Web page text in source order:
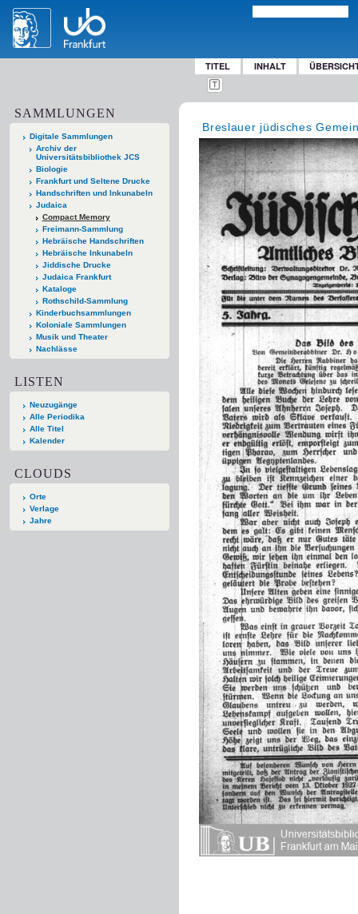
TITEL INHALT
SAMMLUNGEN
Digitale Sammlungen
Archiv der
Universitätsbibliothek JCS
Biologie
Frankfurt und Seltene Drucke
Handschriften und Inkunabeln
Judaica
Compact Memory
Freimann-Sammlung
Hebräische Handschriften
Hebräische Inkunabeln
Jiddische Drucke
Judaica Frankfurt
Kataloge
Rothschild-Sammlung
Kinderbuchsammlungen
Koloniale Sammlungen
Musik und Theater
Nachlässe
LISTEN
Neuzugänge
Alle Periodika
Alle Titel
Kalender
CLOUDS
Orte
Verlage
Jahre
Breslauer jüdisches